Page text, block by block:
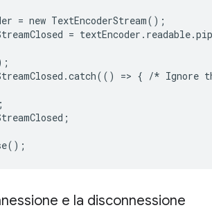
= new TextEncoderStream();
= textEncoder . readable.
.catch(() => { /* Ignore
;
();
e la disconnessione